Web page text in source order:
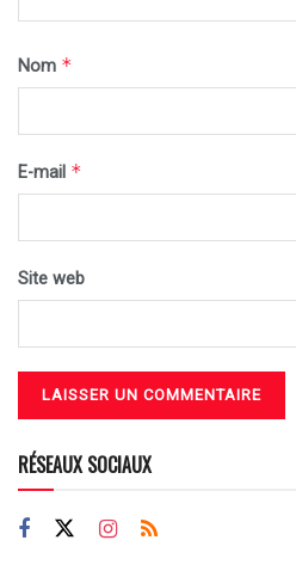
Nom *
E-mail *
Site web
RÉSEAUX SOCIAUX